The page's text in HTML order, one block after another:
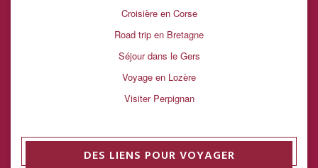
Croisière en Corse
Road trip en Bretagne
Séjour dans le Gers
Voyage en Lozère
Visiter Perpignan
DES LIENS POUR VOYAGER